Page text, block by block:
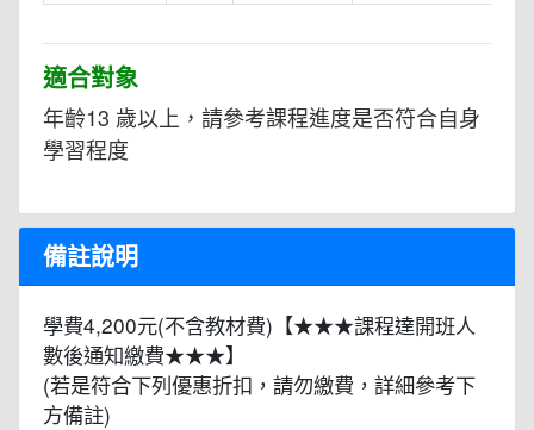
適合對象
年齡13 歲以上，請參考課程進度是否符合自身
學習程度
備註說明
學費4,200元(不含教材費)【★★★課程達開班人
數後通知繳費★★★】
(若是符合下列優惠折扣，請勿繳費，詳細參考下
方備註)